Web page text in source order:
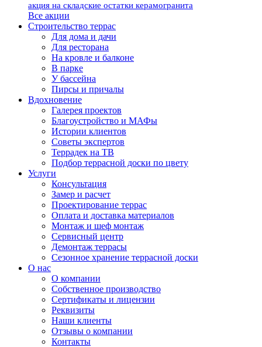
акция на складские остатки керамогранита
Все акции
Строительство террас
Для дома и дачи
Для ресторана
На кровле и балконе
В парке
У бассейна
Пирсы и причалы
Вдохновение
Галерея проектов
Благоустройство и МАФы
Истории клиентов
Советы экспертов
Террадек на ТВ
Подбор террасной доски по цвету
Услуги
Консультация
Замер и расчет
Проектирование террас
Оплата и доставка материалов
Монтаж и шеф монтаж
Сервисный центр
Демонтаж террасы
Сезонное хранение террасной доски
О нас
О компании
Собственное производство
Сертификаты и лицензии
Реквизиты
Наши клиенты
Отзывы о компании
Контакты